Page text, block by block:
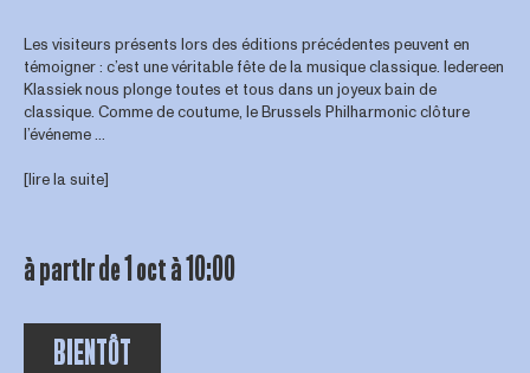
Les visiteurs présents lors des éditions précédentes peuvent en
témoigner : c’est une véritable fête de la musique classique. Iedereen
Klassiek nous plonge toutes et tous dans un joyeux bain de
classique. Comme de coutume, le Brussels Philharmonic clôture
l’événeme ...
[lire la suite]
à partir de 1 oct à 10:00
BIENTÔT